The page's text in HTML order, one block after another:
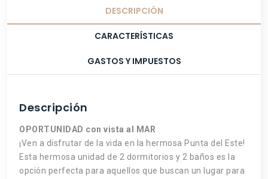
DESCRIPCIÓN
CARACTERÍSTICAS
GASTOS Y IMPUESTOS
Descripción
OPORTUNIDAD con vista al MAR
¡Ven a disfrutar de la vida en la hermosa Punta del Este!
Esta hermosa unidad de 2 dormitorios y 2 baños es la
opción perfecta para aquellos que buscan un lugar para